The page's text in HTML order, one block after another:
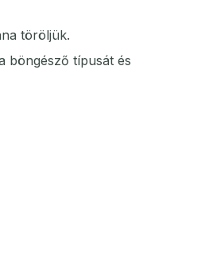
töröljük.
böngésző típusát és